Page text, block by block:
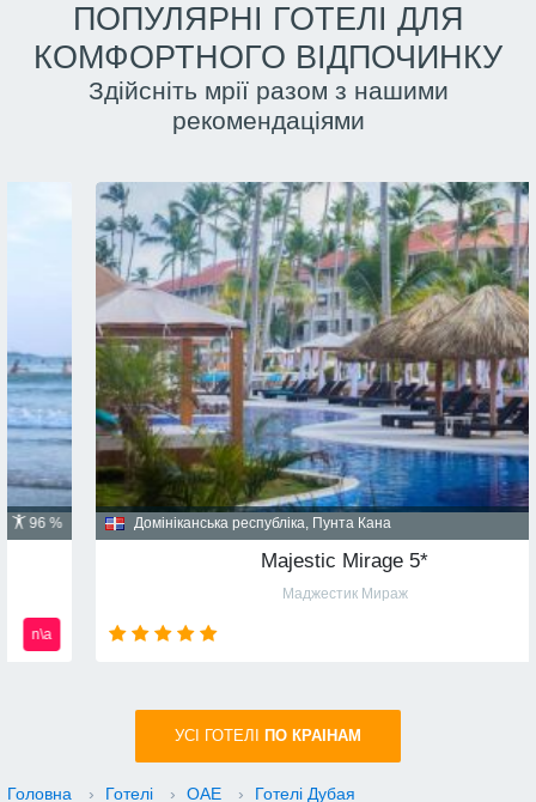
ПОПУЛЯРНІ ГОТЕЛІ ДЛЯ
КОМФОРТНОГО ВІДПОЧИНКУ
Здійсніть мрії разом з нашими
рекомендаціями
Домініканська республіка, Пунта Кана
Majestic Mirage 5*
Маджестик Мираж
УСI ГОТЕЛІ ПО КРАIНАМ
Головна › Готелі › ОАЕ › Готелі Дубая